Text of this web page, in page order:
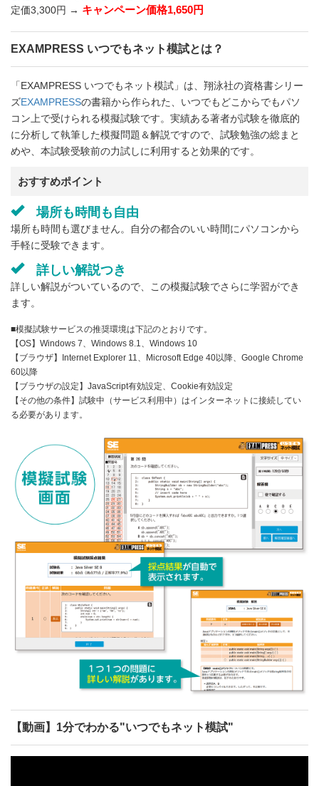
定価3,300円 → キャンペーン価格1,650円
EXAMPRESS いつでもネット模試とは？
「EXAMPRESS いつでもネット模試」は、翔泳社の資格書シリー
ズEXAMPRESSの書籍から作られた、いつでもどこからでもパソ
コン上で受けられる模擬試験です。実績ある著者が試験を徹底的
に分析して執筆した模擬問題＆解説ですので、試験勉強の総まと
めや、本試験受験前の力試しに利用すると効果的です。
おすすめポイント
場所も時間も自由
場所も時間も選びません。自分の都合のいい時間にパソコンから
手軽に受験できます。
詳しい解説つき
詳しい解説がついているので、この模擬試験でさらに学習ができ
ます。
■模擬試験サービスの推奨環境は下記のとおりです。
【OS】Windows 7、Windows 8.1、Windows 10
【ブラウザ】Internet Explorer 11、Microsoft Edge 40以降、Google Chrome
60以降
【ブラウザの設定】JavaScript有効設定、Cookie有効設定
【その他の条件】試験中（サービス利用中）はインターネットに接続してい
る必要があります。
【動画】1分でわかる"いつでもネット模試"